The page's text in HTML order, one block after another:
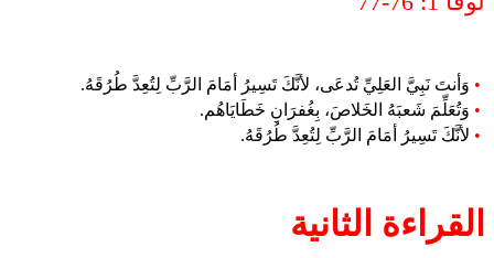
• وَأنتَ نَبِيَّ العَلِيِّ تُدعَى، لأنَّكَ تَسِيرُ أمَامَ الرَّبِّ لِتُعِدَّ طُرُقَهُ.
• وَتُعَلِّمَ شَعبَهُ الخَلاصَ، بِغُفرَانِ خَطَايَاهُم.
• لأنَّكَ تَسِيرُ أمَامَ الرَّبِّ لِتُعِدَّ طُرُقَهُ.
القراءة الثانية